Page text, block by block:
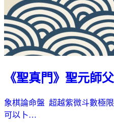
《聖真門》聖元師
象棋論命盤 超越紫微斗數極
可以卜…